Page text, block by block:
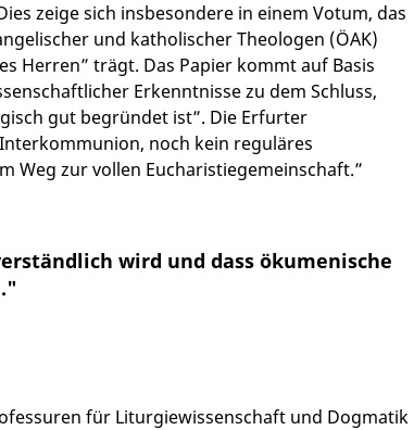
zeige sich insbesondere in einem Votum, das
und katholischer Theologen (ÖAK)
Herren” trägt. Das Papier kommt auf Basis
Erkenntnisse zu dem Schluss,
gut begründet ist”. Die Erfurter
noch kein reguläres
Weg zur vollen Eucharistiegemeinschaft.”
wird und dass ökumenische
für Liturgiewissenschaft und Dogmatik